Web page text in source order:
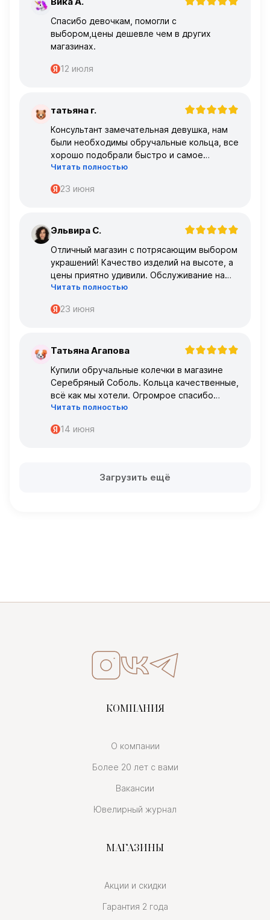
В
Спасибо девочкам, помогли с
выбором,цены дешевле чем в других
магазинах.
12 июля
Т татьяна г.
Консультант замечательная девушка, нам
были необходимы обручальные кольца, все
хорошо подобрали быстро и самое
главное, что все подошло по размеру с
Читать полностью
23 июня
Э Эльвира С.
Отличный магазин с потрясающим выбором
украшений! Качество изделий на высоте, а
цены приятно удивили. Обслуживание на
высшем уровне – консультанты очень
Читать полностью
23 июня
Т Татьяна Агапова
Купили обручальные колечки в магазине
Серебряный Соболь. Кольца качественные,
всё как мы хотели. Огромрое спасибо
персоналу за работу с нами!
Читать полностью
14 июня
Загрузить ещё
КОМПАНИЯ
О компании
Более 20 лет с вами
Вакансии
Ювелирный журнал
МАГАЗИНЫ
Акции и скидки
Гарантия 2 года